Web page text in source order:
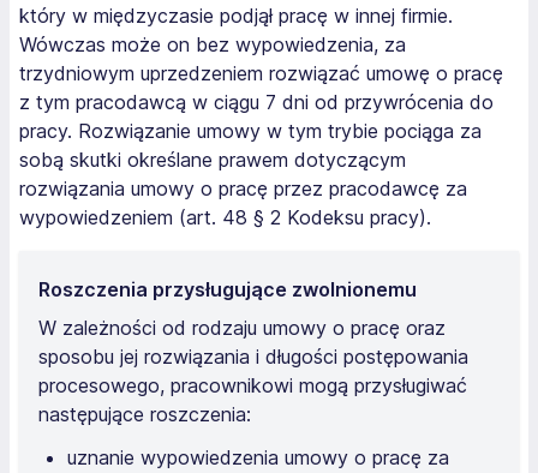
który w międzyczasie podjął pracę w innej firmie.
Wówczas może on bez wypowiedzenia, za
trzydniowym uprzedzeniem rozwiązać umowę o pracę
z tym pracodawcą w ciągu 7 dni od przywrócenia do
pracy. Rozwiązanie umowy w tym trybie pociąga za
sobą skutki określane prawem dotyczącym
rozwiązania umowy o pracę przez pracodawcę za
wypowiedzeniem (art. 48 § 2 Kodeksu pracy).
Roszczenia przysługujące zwolnionemu
W zależności od rodzaju umowy o pracę oraz
sposobu jej rozwiązania i długości postępowania
procesowego, pracownikowi mogą przysługiwać
następujące roszczenia:
uznanie wypowiedzenia umowy o pracę za